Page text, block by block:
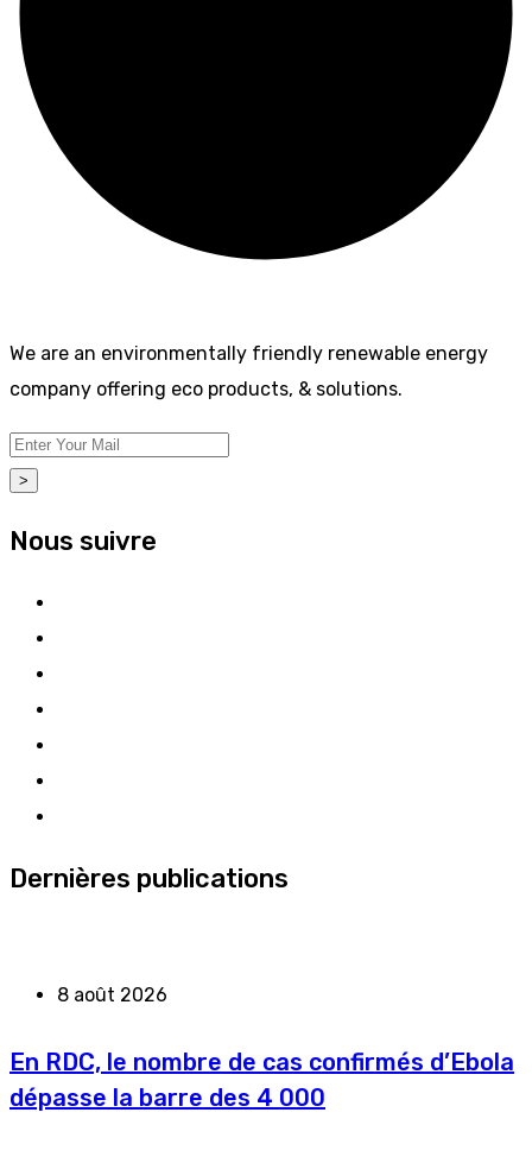
We are an environmentally friendly renewable energy
company offering eco products, & solutions.
>
Nous suivre
Dernières publications
8 août 2026
En RDC, le nombre de cas confirmés d’Ebola
dépasse la barre des 4 000